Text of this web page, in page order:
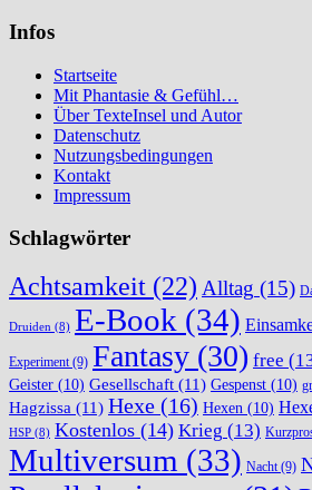
Infos
Startseite
Mit Phantasie & Gefühl…
Über TexteInsel und Autor
Datenschutz
Nutzungsbedingungen
Kontakt
Impressum
Schlagwörter
Achtsamkeit (22) Alltag (15)
Druiden (8) E-Book (34)
Experiment(9) Fantasy (30) free
Geister (10) Gesellschaft (11) Gespenst (10)
Hagzissa (11) Hexe (16) Hexen (10)
HSP (8) Kostenlos (14) Krieg (13)
Multiversum (33) Nacht(9)